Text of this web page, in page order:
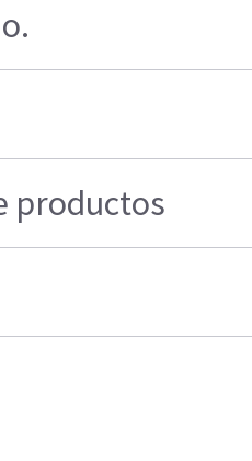
productos